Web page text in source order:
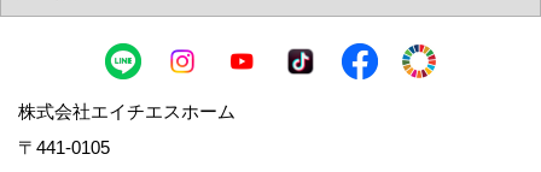
株式会社エイチエスホーム
〒441-0105